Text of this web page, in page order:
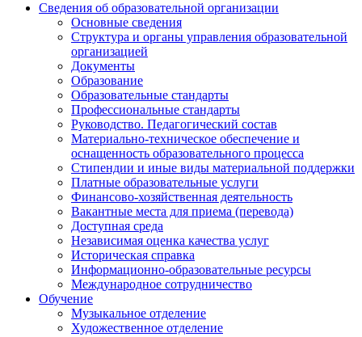
Сведения об образовательной организации
Основные сведения
Структура и органы управления образовательной
организацией
Документы
Образование
Образовательные стандарты
Профессиональные стандарты
Руководство. Педагогический состав
Материально-техническое обеспечение и
оснащенность образовательного процесса
Стипендии и иные виды материальной поддержки
Платные образовательные услуги
Финансово-хозяйственная деятельность
Вакантные места для приема (перевода)
Доступная среда
Независимая оценка качества услуг
Историческая справка
Информационно-образовательные ресурсы
Международное сотрудничество
Обучение
Музыкальное отделение
Художественное отделение